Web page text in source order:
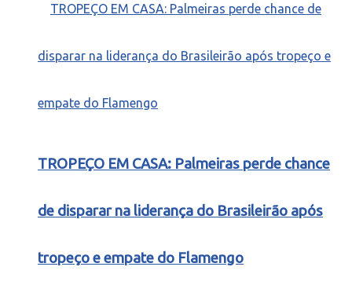
TROPEÇO EM CASA: Palmeiras perde chance
de disparar na liderança do Brasileirão após
tropeço e empate do Flamengo